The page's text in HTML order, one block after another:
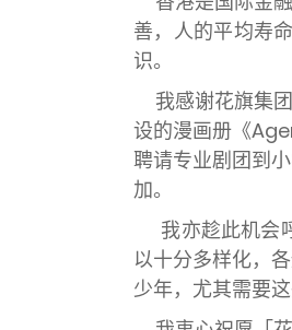
善，人的平均寿
识。
我感谢花旗集
设的漫画册《
聘请专业剧团到
加。
我亦趁此机会
以十分多样化，
少年，尤其需要